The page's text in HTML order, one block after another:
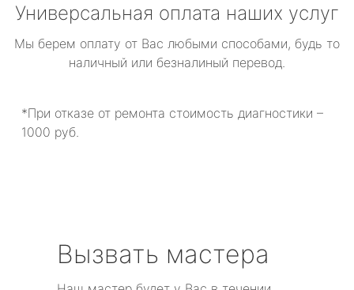
Универсальная оплата наших услуг
Мы берем оплату от Вас любыми способами, будь то
наличный или безналиный перевод.
*При отказе от ремонта стоимость диагностики –
1000 руб.
Вызвать мастера